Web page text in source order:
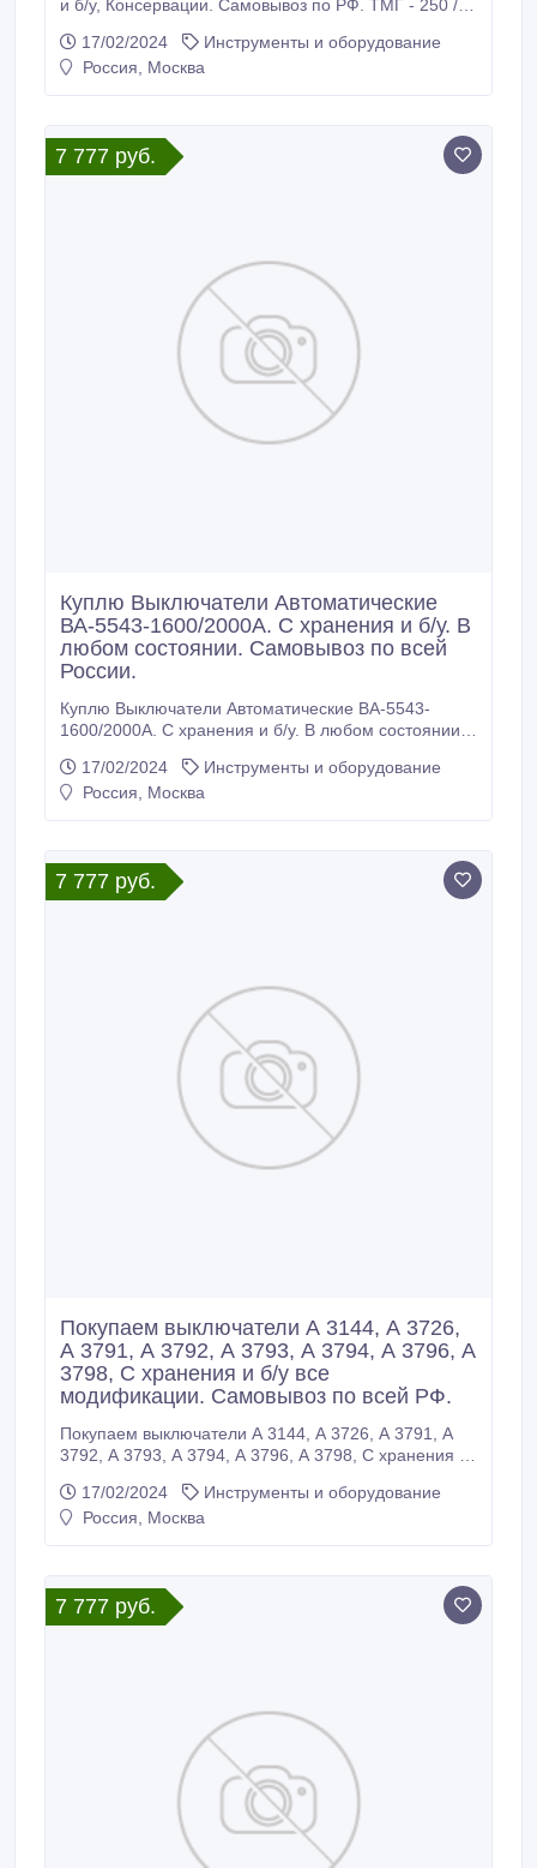
и б/у, Консервации. Самовывоз по РФ. ТМГ - 250 /6
/6 (10) ТМГ - 1250 /6 (10).
17/02/2024
Инструменты и оборудование
Россия, Москва
7 777 руб.
Куплю Выключатели Автоматические
ВА-5543-1600/2000А. С хранения и б/у. В
любом состоянии. Самовывоз по всей
России.
Куплю Выключатели Автоматические ВА-5543-
1600/2000А. С хранения и б/у. В любом состоянии.
17/02/2024
Инструменты и оборудование
Россия, Москва
7 777 руб.
Покупаем выключатели А 3144, А 3726,
А 3791, А 3792, А 3793, А 3794, А 3796, А
3798, С хранения и б/у все
модификации. Самовывоз по всей РФ.
Покупаем выключатели А 3144, А 3726, А 3791, А
3792, А 3793, А 3794, А 3796, А 3798, С хранения и
17/02/2024
Инструменты и оборудование
Россия, Москва
7 777 руб.